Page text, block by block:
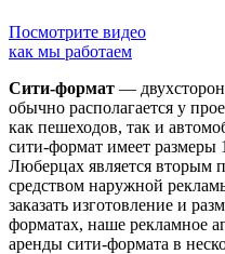
Посмотрите видео
как мы работаем
Сити-формат —
обычно располагается у
как пешеходов, так и
сити-формат имеет размеры
Люберцах является вторым
средством наружной
заказать изготовление и
форматах, наше рекламное
аренды сити-формата в